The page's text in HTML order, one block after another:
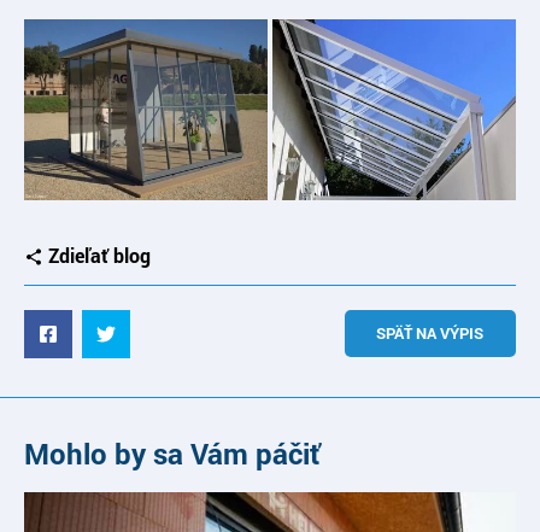
Zdieľať blog
SPÄŤ NA VÝPIS
Mohlo by sa Vám páčiť